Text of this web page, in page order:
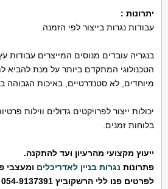
יתרונות :
עבודות נגרות בייצור לפי הזמנה.
בנגריה עובדים מנוסים המייצרים עבודות
הטכנולוגי המתקדם ביותר על מנת להביא
מיוחדים, לא סטנדרטיים, באיכות הגבוהה
יכולות ייצור לפרויקטים גדולים ווילות
בלוחות זמנים.
ייעוץ מקצועי מהרעיון ועד להתקנה.
פתרונות נגרות בניין לאדריכלים ומעצבי
לפרטים פנו ללי הרשקוביץ 054-9137391 או במייל